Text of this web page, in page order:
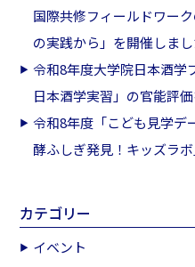
国際共修フィールドワー
の実践から」を開催しま
令和8年度大学院日本酒学
日本酒学実習」の官能評
令和8年度「こども見学デ
酵ふしぎ発見！キッズラ
カテゴリー
イベント